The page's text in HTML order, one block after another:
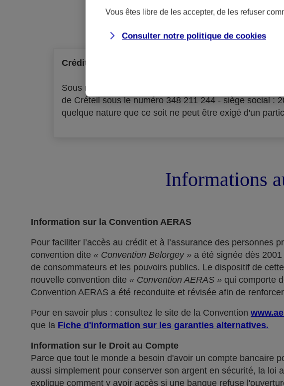
Crédit à la consommation
Sous réserve d'acceptation par l'organisme prêteur :
de Créteil sous le numéro 348 211 244 - siège social :
quelque nature que ce soit ne peut être exigé d'un
Informations
Information sur la Convention AERAS
Pour faciliter l’accès au crédit et à l’assurance des personnes
convention dite « Convention Belorgey » a été signée dès
de consommateurs et les pouvoirs publics. Le dispositif de
nouvelle convention dite « Convention AERAS » qui comporte
Convention AERAS a été reconduite et révisée afin de
Pour en savoir plus : consultez le site de la Convention
que la Fiche d'information sur les garanties alternatives.
Information sur le Droit au Compte
Parce que tout le monde a besoin d'avoir un compte
aussi simplement pour conserver son argent en sécurité, la
explique comment y avoir accès si une banque refuse
Vous êtes libre de les accepter, de les refuser
Consulter notre politique de cookies